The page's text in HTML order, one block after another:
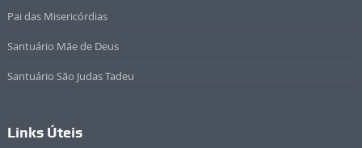
Pai das Misericórdias
Santuário Mãe de Deus
Santuário São Judas Tadeu
Links Úteis